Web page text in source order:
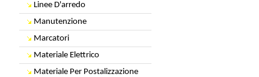
Linee D'arredo
Manutenzione
Marcatori
Materiale Elettrico
Materiale Per Postalizzazione